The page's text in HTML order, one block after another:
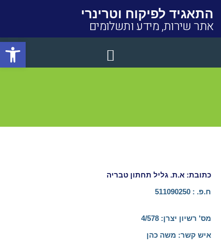
התאגיד לפיקוח וטרינרי
אתר שירות, מידע ותשלומים
כתובת: א.ת. גליל תחתון טבריה
ח.פ. : 511090250
מס' רשיון יצרן:​ 4/578
איש קשר: משה כהן
פתח